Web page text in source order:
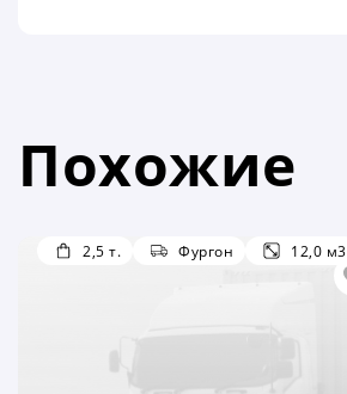
Похожие
2,5 т. Фургон 12,0 м3